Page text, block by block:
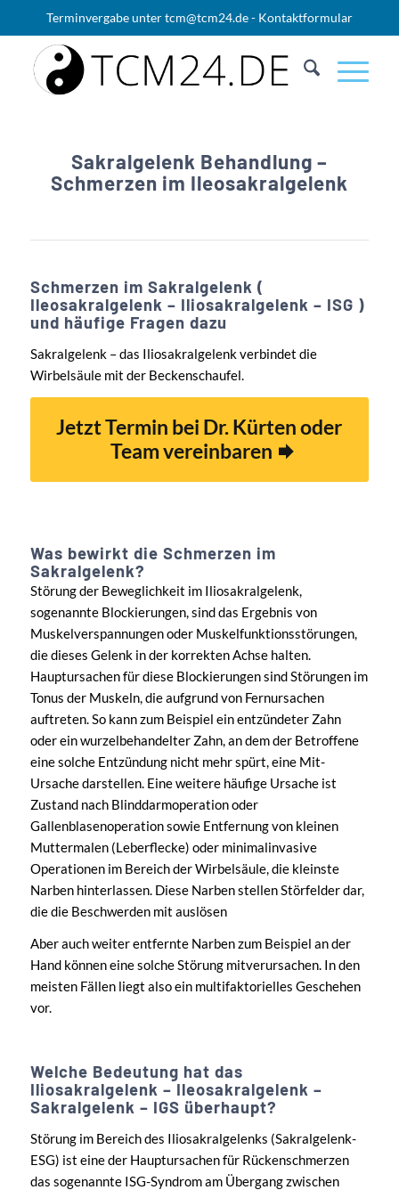
Terminvergabe untertcm@tcm24.de- Kontaktformular
Sakralgelenk Behandlung –
Schmerzen im Ileosakralgelenk
Schmerzen im Sakralgelenk (
Ileosakralgelenk – Iliosakralgelenk – ISG )
und häufige Fragen dazu
Sakralgelenk – das Iliosakralgelenk verbindet die
Wirbelsäule mit der Beckenschaufel.
Jetzt Termin bei Dr. Kürten oder
Team vereinbaren
Was bewirkt die Schmerzen im
Sakralgelenk?
Störung der Beweglichkeit im Iliosakralgelenk,
sogenannte Blockierungen, sind das Ergebnis von
Muskelverspannungen oder Muskelfunktionsstörungen,
die dieses Gelenk in der korrekten Achse halten.
Hauptursachen für diese Blockierungen sind Störungen im
Tonus der Muskeln, die aufgrund von Fernursachen
auftreten. So kann zum Beispiel ein entzündeter Zahn
oder ein wurzelbehandelter Zahn, an dem der Betroffene
eine solche Entzündung nicht mehr spürt, eine Mit-
Ursache darstellen. Eine weitere häufige Ursache ist
Zustand nach Blinddarmoperation oder
Gallenblasenoperation sowie Entfernung von kleinen
Muttermalen (Leberflecke) oder minimalinvasive
Operationen im Bereich der Wirbelsäule, die kleinste
Narben hinterlassen. Diese Narben stellen Störfelder dar,
die die Beschwerden mit auslösen
Aber auch weiter entfernte Narben zum Beispiel an der
Hand können eine solche Störung mitverursachen. In den
meisten Fällen liegt also ein multifaktorielles Geschehen
vor.
Welche Bedeutung hat das
Iliosakralgelenk – Ileosakralgelenk –
Sakralgelenk – IGS überhaupt?
Störung im Bereich des Iliosakralgelenks (Sakralgelenk-
ESG) ist eine der Hauptursachen für Rückenschmerzen
das sogenannte ISG-Syndrom am Übergang zwischen